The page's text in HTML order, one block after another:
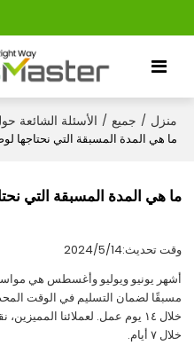
منزل / جميع / الأسئلة الشائعة
ما هي المدة المسبقة التي نحتاجها
ما هي المدة المسبقة التي
وقت تحديث:2024/5/14
أشهر يونيو ويوليو وأغسطس هي مواسم
مسبقًا لضمان التسليم في الوقت
خلال ١٤ يوم عمل. لعملائنا
خلال ٧ أيام.